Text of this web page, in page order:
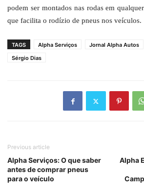
podem ser montados nas rodas em
que facilita o rodízio de pneus nos veículos.
TAGS Alpha Serviços Jornal Alpha Autos
Sérgio Dias
Previous article
Alpha Serviços: O que saber
antes de comprar pneus
para o veículo
Alpha